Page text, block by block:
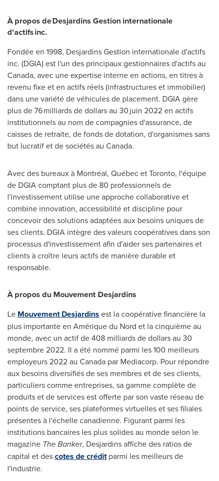
À propos de Desjardins Gestion internationale
d'actifs inc.
Fondée en 1998, Desjardins Gestion internationale d'actifs
inc. (DGIA) est l'un des principaux gestionnaires d'actifs au
Canada, avec une expertise interne en actions, en titres à
revenu fixe et en actifs réels (infrastructures et immobilier)
dans une variété de véhicules de placement. DGIA gère
plus de 76 milliards de dollars au 30 juin 2022 en actifs
institutionnels au nom de compagnies d'assurance, de
caisses de retraite, de fonds de dotation, d'organismes sans
but lucratif et de sociétés au Canada.
Avec des bureaux à Montréal, Québec etToronto, l'équipe
de DGIA comptant plus de 80 professionnels de
l'investissement utilise une approche collaborative et
combine innovation, accessibilité et discipline pour
concevoir des solutions adaptées aux besoins uniques de
ses clients. DGIA intègre des valeurs coopératives dans son
processus d'investissement afin d'aider ses partenaires et
clients à croître leurs actifs de manière durable et
responsable.
À propos du Mouvement Desjardins
Le Mouvement Desjardins est la coopérative financière la
plus importante en Amérique du Nord et la cinquième au
monde, avec un actif de 408 milliards de dollars au 30
septembre 2022. Il a été nommé parmi les 100 meilleurs
employeurs 2022 au Canada par Mediacorp. Pour répondre
aux besoins diversifiés de ses membres et de ses clients,
particuliers comme entreprises, sa gamme complète de
produits et de services est offerte par son vaste réseau de
points de service, ses plateformes virtuelles et ses filiales
présentes à l'échelle canadienne. Figurant parmi les
institutions bancaires les plus solides au monde selon le
magazine The Banker, Desjardins affiche des ratios de
capital et descotes de créditparmi les meilleurs de
l'industrie.